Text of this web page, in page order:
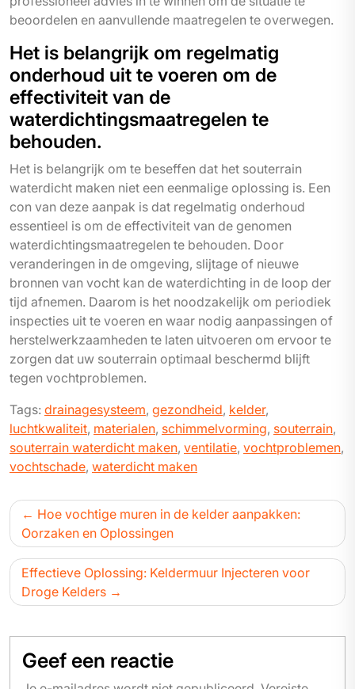
beoordelen en aanvullende maatregelen te overwegen.
Het is belangrijk om regelmatig
onderhoud uit te voeren om de
effectiviteit van de
waterdichtingsmaatregelen te
behouden.
Het is belangrijk om te beseffen dat het souterrain
waterdicht maken niet een eenmalige oplossing is. Een
con van deze aanpak is dat regelmatig onderhoud
essentieel is om de effectiviteit van de genomen
waterdichtingsmaatregelen te behouden. Door
veranderingen in de omgeving, slijtage of nieuwe
bronnen van vocht kan de waterdichting in de loop der
tijd afnemen. Daarom is het noodzakelijk om periodiek
inspecties uit te voeren en waar nodig aanpassingen of
herstelwerkzaamheden te laten uitvoeren om ervoor te
zorgen dat uw souterrain optimaal beschermd blijft
tegen vochtproblemen.
Tags: drainagesysteem, gezondheid, kelder,
luchtkwaliteit, materialen, schimmelvorming, souterrain,
souterrain waterdicht maken, ventilatie, vochtproblemen,
vochtschade, waterdicht maken
Bericht
navigatie
Hoe vochtige muren in de kelder aanpakken:
Oorzaken en Oplossingen
Effectieve Oplossing: Keldermuur Injecteren voor
Droge Kelders
Geef een reactie